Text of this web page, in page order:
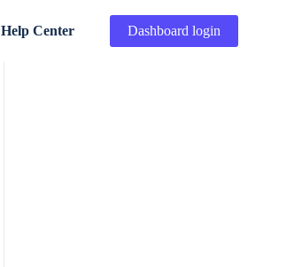
Help Center Dashboard login